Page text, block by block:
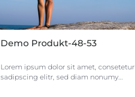
Demo Produkt-48-53
Lorem ipsum dolor sit amet, consetetur
sadipscing elitr, sed diam nonumy...